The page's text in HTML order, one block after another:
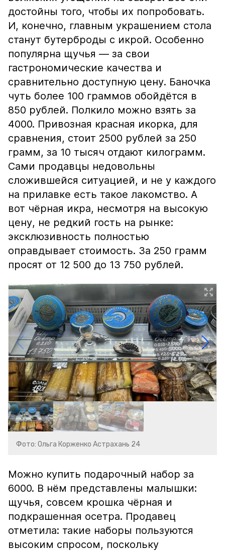
достойны того, чтобы их попробовать.
И, конечно, главным украшением стола
станут бутерброды с икрой. Особенно
популярна щучья — за свои
гастрономические качества и
сравнительно доступную цену. Баночка
чуть более 100 граммов обойдётся в
850 рублей. Полкило можно взять за
4000. Привозная красная икорка, для
сравнения, стоит 2500 рублей за 250
грамм, за 10 тысяч отдают килограмм.
Сами продавцы недовольны
сложившейся ситуацией, и не у каждого
на прилавке есть такое лакомство. А
вот чёрная икра, несмотря на высокую
цену, не редкий гость на рынке:
эксклюзивность полностью
оправдывает стоимость. За 250 грамм
просят от 12 500 до 13 750 рублей.
Фото: Ольга Корженко Астрахань 24
Можно купить подарочный набор за
6000. В нём представлены малышки:
щучья, совсем крошка чёрная и
подкрашенная осетра. Продавец
отметила: такие наборы пользуются
высоким спросом, поскольку